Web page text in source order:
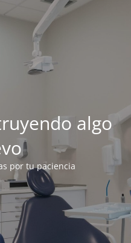
algo
por tu paciencia